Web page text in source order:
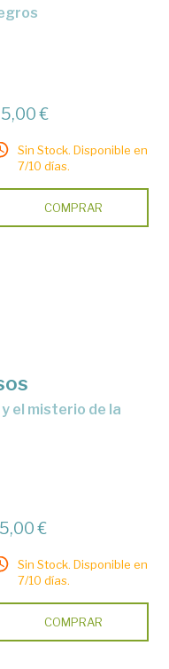
€
Sin Stock. Disponible en
7/10 días.
COMPRAR
€
Sin Stock. Disponible en
7/10 días.
COMPRAR